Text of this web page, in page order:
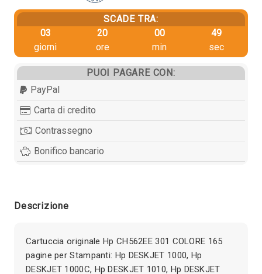
SCADE TRA:
03
giorni
20
ore
00
min
48
sec
PUOI PAGARE CON:
PayPal
Carta di credito
Contrassegno
Bonifico bancario
Descrizione
Cartuccia originale Hp CH562EE 301 COLORE 165
pagine per Stampanti: Hp DESKJET 1000, Hp
DESKJET 1000C, Hp DESKJET 1010, Hp DESKJET